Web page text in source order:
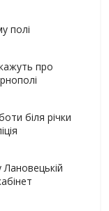
полі
про
біля річки
Лановецькій